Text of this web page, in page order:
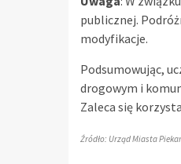
publicznej.
modyfikacje.
Podsumowując,
drogowym i
Zaleca się
Źródło: Urząd Miasta